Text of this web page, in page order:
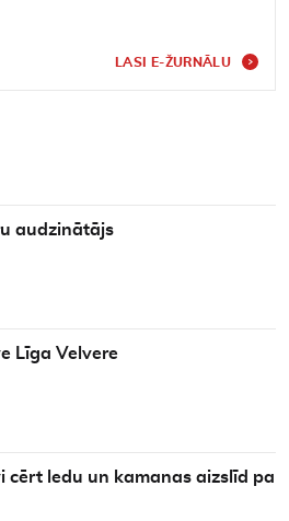
LASI E-ŽURNĀLU
audzinātājs
Līga Velvere
cērt ledu un kamanas aizslīd pa